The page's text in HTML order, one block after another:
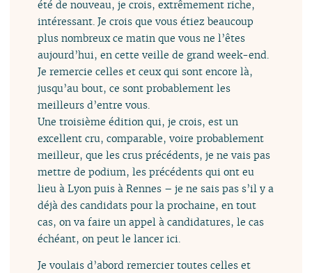
été de nouveau, je crois, extrêmement riche,
intéressant. Je crois que vous étiez beaucoup
plus nombreux ce matin que vous ne l’êtes
aujourd’hui, en cette veille de grand week-end.
Je remercie celles et ceux qui sont encore là,
jusqu’au bout, ce sont probablement les
meilleurs d’entre vous.
Une troisième édition qui, je crois, est un
excellent cru, comparable, voire probablement
meilleur, que les crus précédents, je ne vais pas
mettre de podium, les précédents qui ont eu
lieu à Lyon puis à Rennes – je ne sais pas s’il y a
déjà des candidats pour la prochaine, en tout
cas, on va faire un appel à candidatures, le cas
échéant, on peut le lancer ici.
Je voulais d’abord remercier toutes celles et